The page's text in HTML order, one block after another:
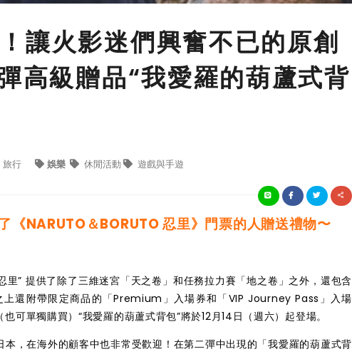
讓火影迷們興奮不已的原創
高級贈品“我愛羅的葫蘆式背
旅行 娛樂 休閒活動 遊戲與手遊
《NARUTO＆BORUTO 忍里》門票的人贈送禮物〜
” 提供了除了三維迷宮「天之卷」和任務拉力賽「地之卷」之外，還包含
還附帶限定商品的「Premium」入場券和「VIP Journey Pass」入場
可單獨購買）“我愛羅的葫蘆式背包”將於12月14日（週六）起登場。
，在海外的顧客中也非常受歡迎！在第二彈中出現的「我愛羅的葫蘆式背